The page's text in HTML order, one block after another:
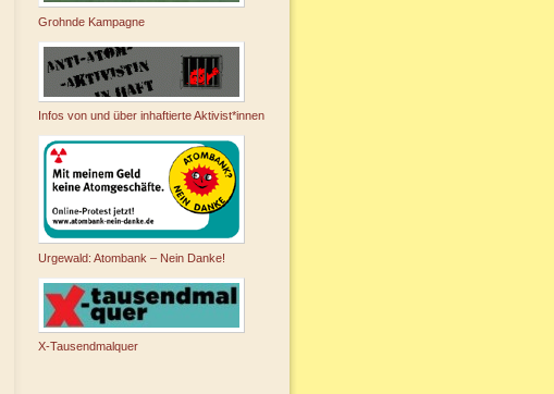
Grohnde Kampagne
Infos von und über inhaftierte Aktivist*innen
Urgewald: Atombank – Nein Danke!
X-Tausendmalquer